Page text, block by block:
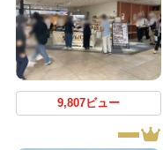
9,807ビュー